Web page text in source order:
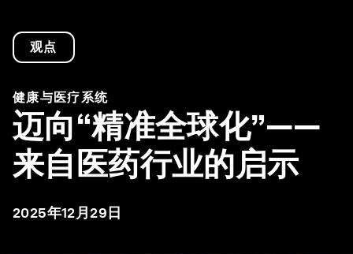
观点
健康与医疗系统
迈向“精准全球化”——
来自医药行业的启示
2025年12月29日